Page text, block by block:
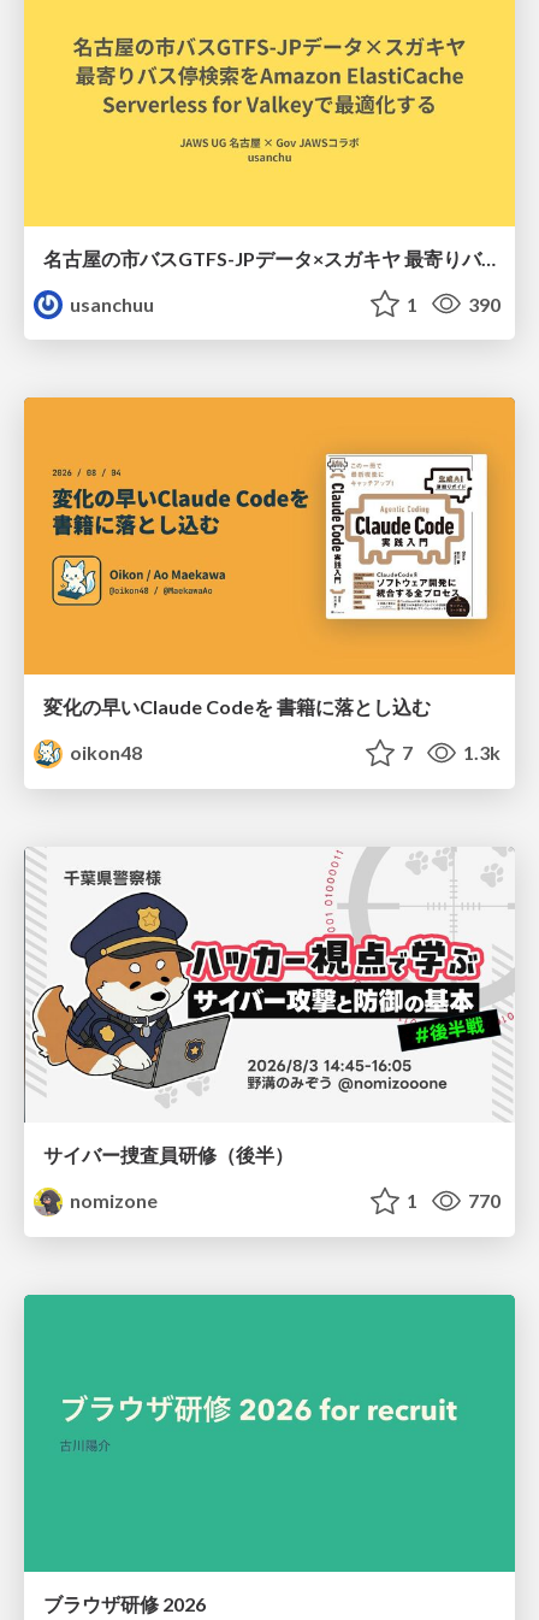
名古屋の市バスGTFS-JPデータ×スガキヤ 最寄りバス停検索をAmazon ElastiCache Serverless for Valkeyで最適化する
usanchuu
1 390
変化の早いClaude Codeを 書籍に落とし込む
oikon48
7 1.3k
サイバー捜査員研修（後半）
nomizone
1 770
ブラウザ研修 2026